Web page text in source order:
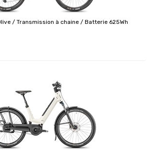
/ Transmission à chaine / Batterie 625Wh